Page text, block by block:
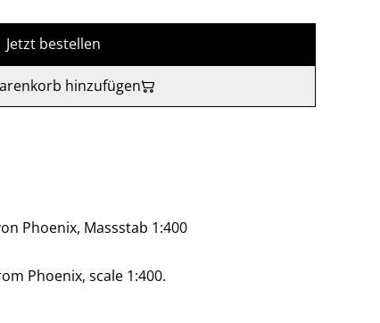
Jetzt bestellen
hinzufügen
Phoenix, Massstab 1:400
Phoenix, scale 1:400.